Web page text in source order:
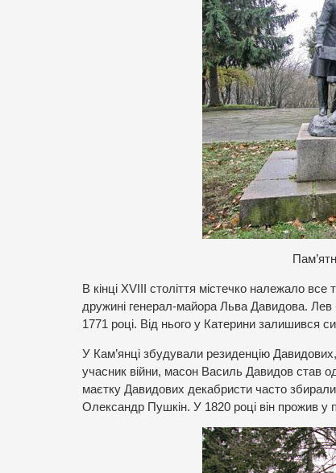
В кінці XVIII століття містечко належало
дружині генерал-майора Льва Давидова.
1771 році. Від нього у Катерини залишився
У Кам’янці збудували резиденцію
учасник війни, масон Василь Давидов став
маєтку Давидових декабристи часто
Олександр Пушкін. У 1820 році він прожив у